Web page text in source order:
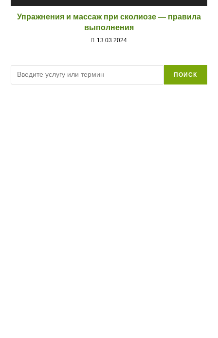
Упражнения и массаж при сколиозе — правила
выполнения
13.03.2024
ПОИСК